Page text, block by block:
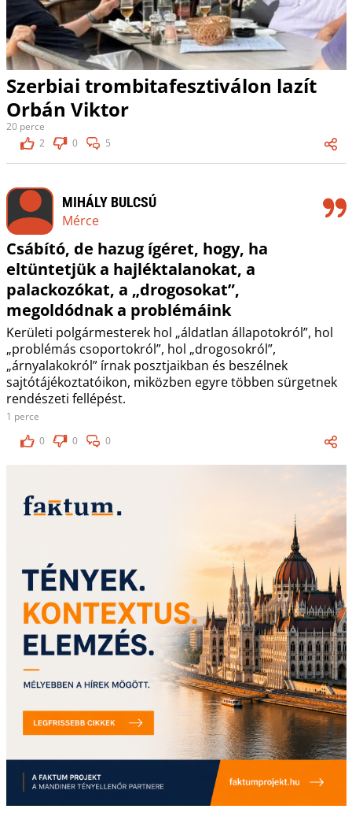
Szerbiai trombitafesztiválon lazít
Orbán Viktor
20 perce
2
0 5
MIHÁLY BULCSÚ
Mérce
Csábító, de hazug ígéret, hogy, ha
eltüntetjük a hajléktalanokat, a
palackozókat, a „drogosokat”,
megoldódnak a problémáink
Kerületi polgármesterek hol „áldatlan állapotokról”, hol
„problémás csoportokról”, hol „drogosokról”,
„árnyalakokról” írnak posztjaikban és beszélnek
sajtótájékoztatóikon, miközben egyre többen sürgetnek
rendészeti fellépést.
1 perce
0
0 0